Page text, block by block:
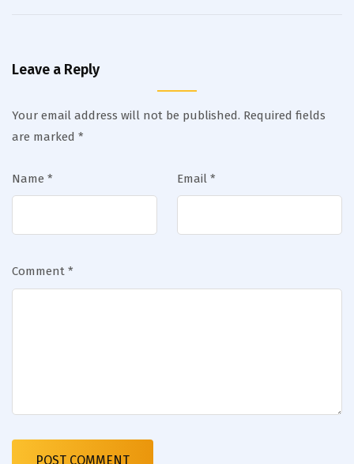
Leave a Reply
Your email address will not be published. Required fields
are marked *
Name * Email *
Comment *